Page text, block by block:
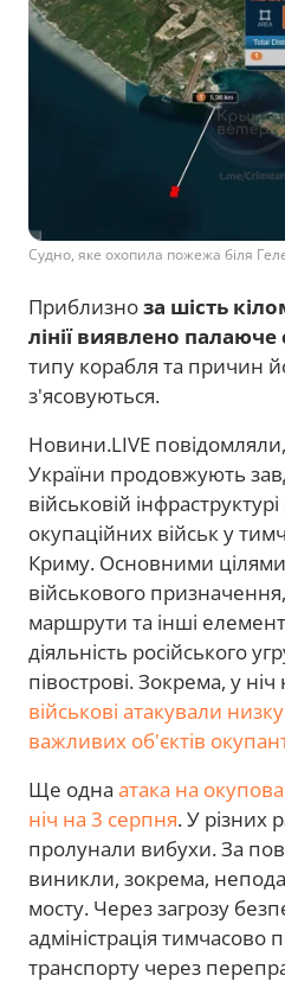
Судно, яке охопила пожежа біля
Приблизноза шість
лінії виявлено палаюче
типу корабля та причин
з'ясовуються.
Новини.LIVE
України продовжують
військовій
окупаційних військ у
Криму. Основними
військового
маршрути та інші
діяльність російського
півострові. Зокрема, у
військові атакували
важливих об'єктів
Ще одна атака на
ніч на 3 серпня. У різних
пролунали вибухи. За
виникли, зокрема,
мосту. Через загрозу
адміністрація тимчасово
транспорту через